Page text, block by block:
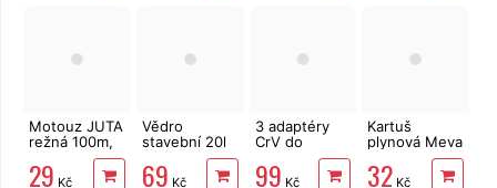
Motouz JUTA
režná 100m,
1,5mm, 100g
29 Kč
Vědro
stavební 20l
zesílené s
vodoznakem
69 Kč
3 adaptéry
CrV do
1/4"-3/8"-1/2"
99 Kč
Kartuš
plynová Meva
190g
32 Kč